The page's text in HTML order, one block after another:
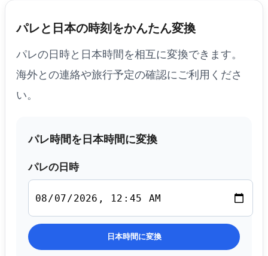
パレと日本の時刻をかんたん変換
パレの日時と日本時間を相互に変換できます。
海外との連絡や旅行予定の確認にご利用くださ
い。
パレ時間を日本時間に変換
パレの日時
日本時間に変換